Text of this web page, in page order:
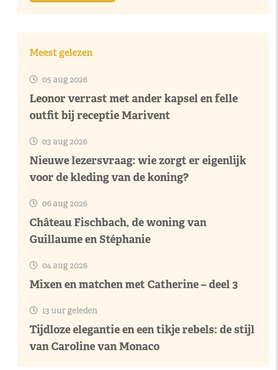
Meest gelezen
05 aug 2026
Leonor verrast met ander kapsel en felle
outfit bij receptie Marivent
03 aug 2026
Nieuwe lezersvraag: wie zorgt er eigenlijk
voor de kleding van de koning?
06 aug 2026
Château Fischbach, de woning van
Guillaume en Stéphanie
04 aug 2026
Mixen en matchen met Catherine – deel 3
13 uur geleden
Tijdloze elegantie en een tikje rebels: de stijl
van Caroline van Monaco